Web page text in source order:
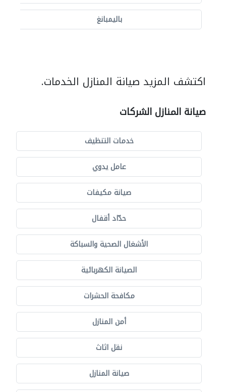
باليمبانغ
اكتشف المزيد صيانة المنازل الخدمات.
صيانة المنازل الشركات
خدمات التنظيف
عامل يدوي
صيانة مكيفات
حدّاد أقفال
الأشغال الصحية والسباكة
الصيانة الكهربائية
مكافحة الحشرات
أمن المنازل
نقل اثاث
صيانة المنازل